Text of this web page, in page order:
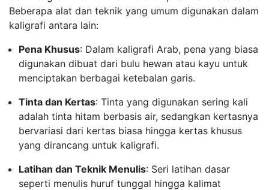
Beberapa alat dan teknik yang umum digunakan dalam
kaligrafi antara lain:
Pena Khusus: Dalam kaligrafi Arab, pena yang biasa
digunakan dibuat dari bulu hewan atau kayu untuk
menciptakan berbagai ketebalan garis.
Tinta dan Kertas: Tinta yang digunakan sering kali
adalah tinta hitam berbasis air, sedangkan kertasnya
bervariasi dari kertas biasa hingga kertas khusus
yang dirancang untuk kaligrafi.
Latihan dan Teknik Menulis: Seri latihan dasar
seperti menulis huruf tunggal hingga kalimat